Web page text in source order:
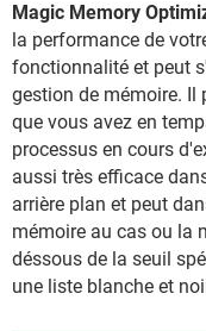
Magic Memory
la performance de
fonctionnalité et peut
gestion de mémoire. Il
que vous avez en
processus en cours
aussi très efficace
arrière plan et peut
mémoire au cas ou la
déssous de la seuil
une liste blanche et